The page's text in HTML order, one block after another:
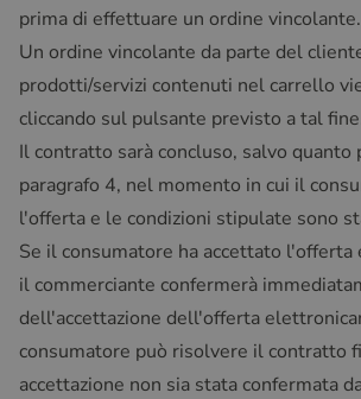
prima di effettuare un ordine vincolante.
Un ordine vincolante da parte del
prodotti/servizi contenuti nel carrello
cliccando sul pulsante previsto a tal
Il contratto sarà concluso, salvo quanto
paragrafo 4, nel momento in cui il
l'offerta e le condizioni stipulate sono
Se il consumatore ha accettato
il commerciante confermerà
dell'accettazione dell'offerta
consumatore può risolvere il contratto
accettazione non sia stata confermata